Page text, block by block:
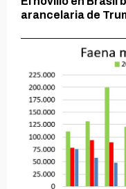
arancelaria de